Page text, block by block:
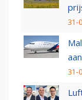
31-
31-